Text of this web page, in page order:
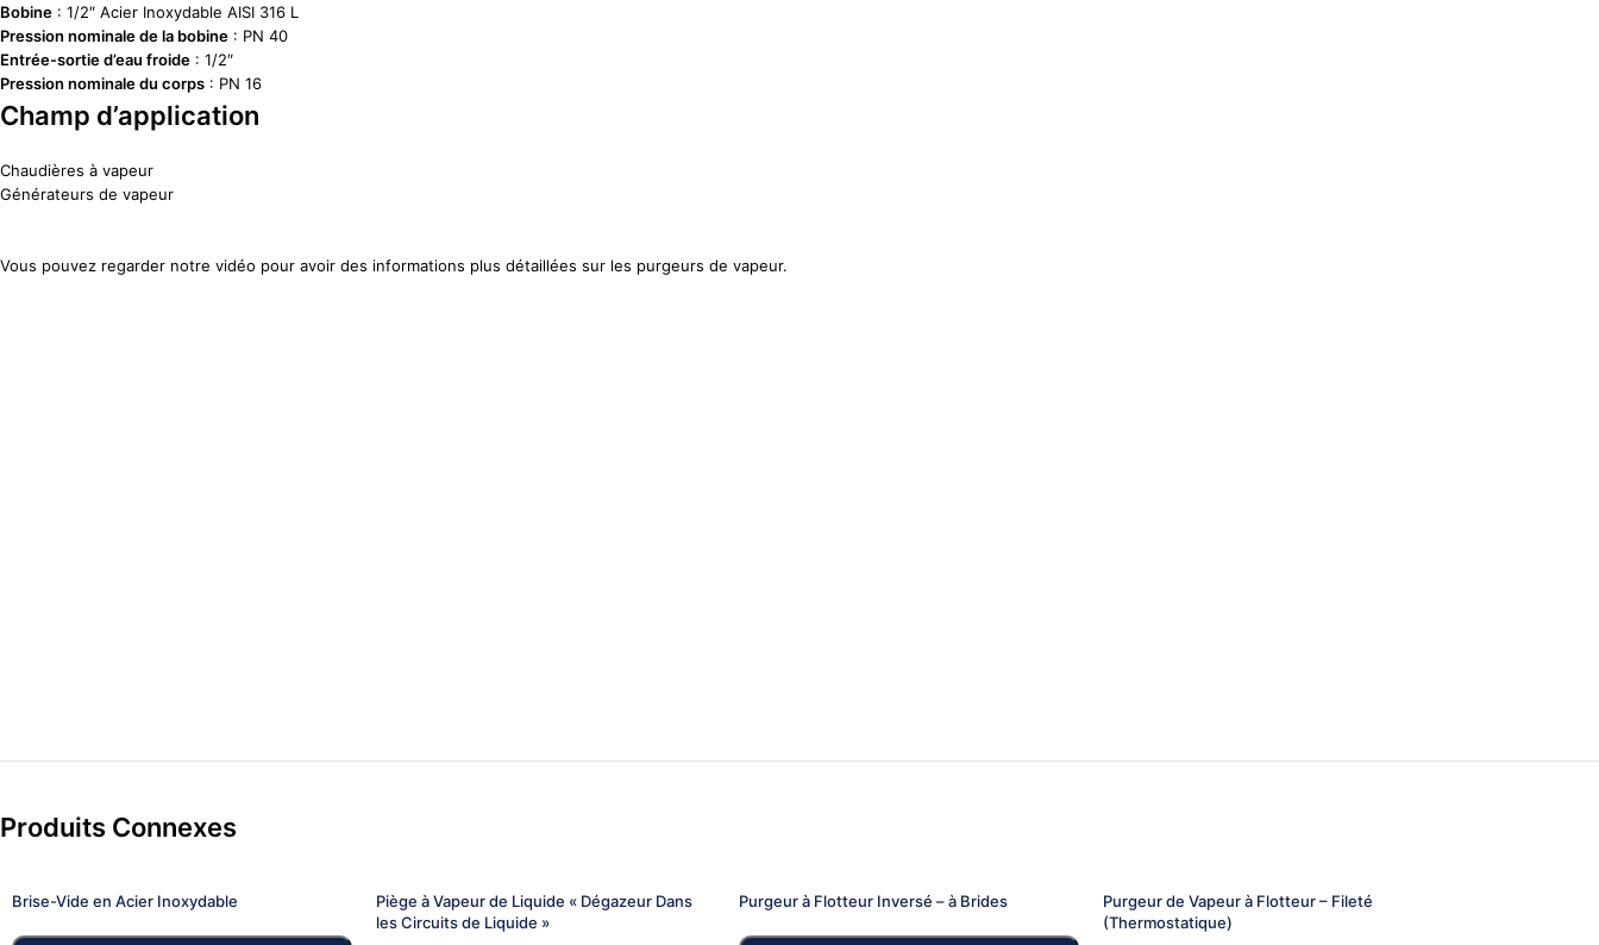
Bobine : 1/2″ Acier Inoxydable AISI 316 L
Pression nominale de la bobine : PN 40
Entrée-sortie d’eau froide : 1/2″
Pression nominale du corps : PN 16
Champ d’application
Chaudières à vapeur
Générateurs de vapeur
Vous pouvez regarder notre vidéo pour avoir des informations plus détaillées sur les purgeurs de vapeur.
Produits Connexes
Brise-Vide en Acier Inoxydable
Piège à Vapeur de Liquide « Dégazeur Dans
les Circuits de Liquide »
Purgeur à Flotteur Inversé – à Brides
Purgeur de Vapeur à Flotteur – Fileté
(Thermostatique)